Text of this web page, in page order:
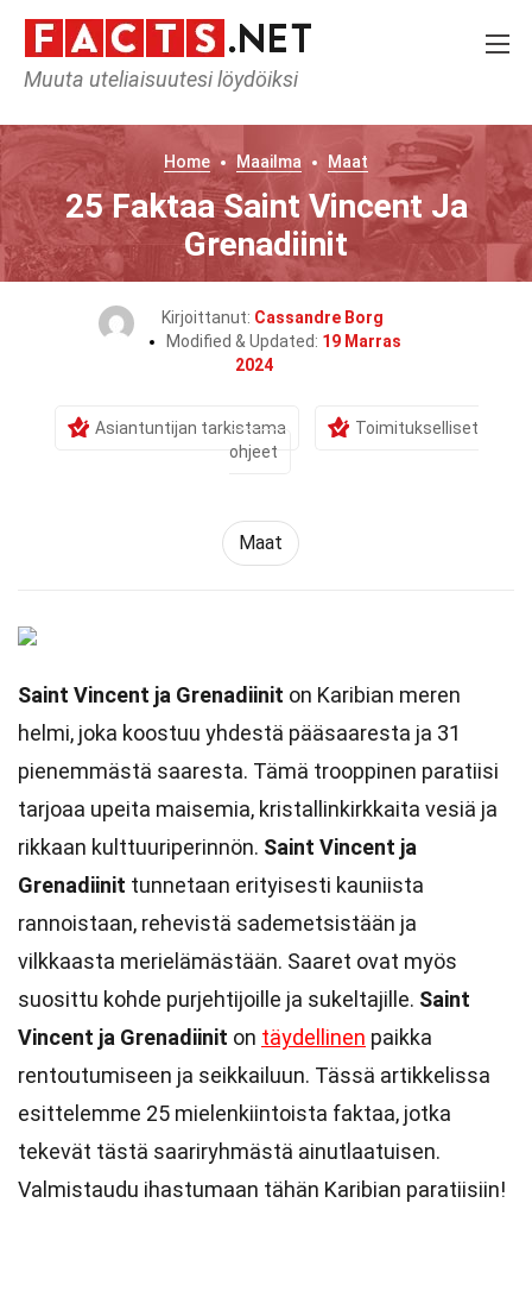
Muuta uteliaisuutesi löydöiksi
Home Maailma Maat
25 Faktaa Saint Vincent Ja
Grenadiinit
Kirjoittanut: Cassandre Borg
Modified & Updated: 19 Marras
2024
Asiantuntijan tarkistama
Toimitukselliset
ohjeet
Maat
Saint Vincent ja Grenadiinit on Karibian meren
helmi, joka koostuu yhdestä pääsaaresta ja 31
pienemmästä saaresta. Tämä trooppinen paratiisi
tarjoaa upeita maisemia, kristallinkirkkaita vesiä ja
rikkaan kulttuuriperinnön. Saint Vincent ja
Grenadiinit tunnetaan erityisesti kauniista
rannoistaan, rehevistä sademetsistään ja
vilkkaasta merielämästään. Saaret ovat myös
suosittu kohde purjehtijoille ja sukeltajille. Saint
Vincent ja Grenadiinit on täydellinen paikka
rentoutumiseen ja seikkailuun. Tässä artikkelissa
esittelemme 25 mielenkiintoista faktaa, jotka
tekevät tästä saariryhmästä ainutlaatuisen.
Valmistaudu ihastumaan tähän Karibian paratiisiin!